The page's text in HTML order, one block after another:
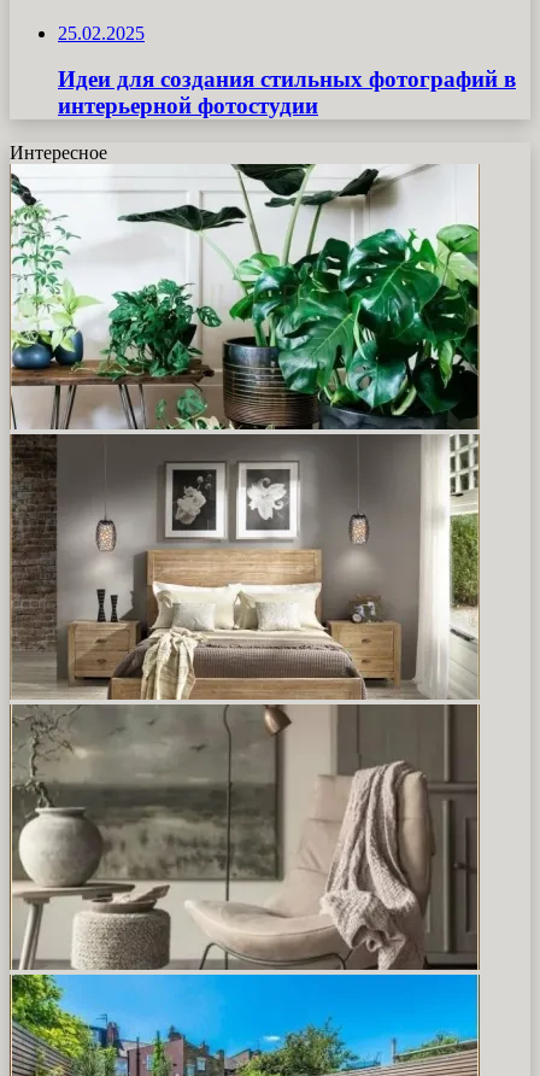
25.02.2025
Идеи для создания стильных фотографий в
интерьерной фотостудии
Интересное